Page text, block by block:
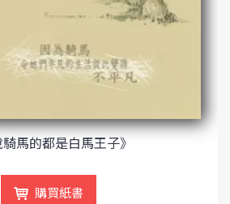
騎馬的都是白馬王子》
購買紙書